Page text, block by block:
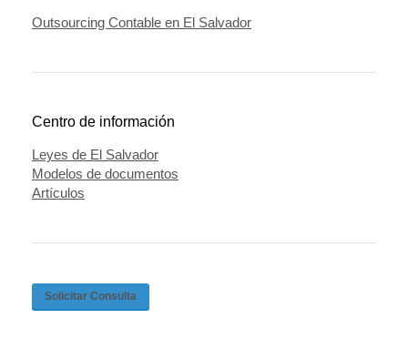
Outsourcing Contable en El Salvador
Centro de información
Leyes de El Salvador
Modelos de documentos
Artículos
Solicitar Consulta